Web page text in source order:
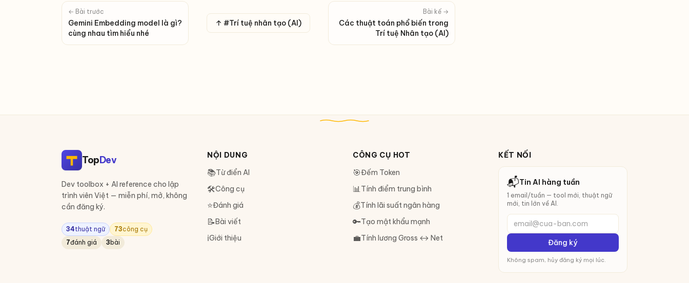
← Bài trước
Gemini Embedding model là gì?
cùng nhau tìm hiểu nhé
↑ #Trí tuệ nhân tạo (AI)
Bài kế →
Các thuật toán phổ biến trong
Trí tuệ Nhân tạo (AI)
TopDev
Dev toolbox + AI reference cho lập
trình viên Việt — miễn phí, mở, không
cần đăng ký.
34thuật ngữ 73công cụ
7đánh giá 3 bài
NỘI DUNG
📚Từ điển AI
🛠Công cụ
⭐Đánh giá
📝Bài viết
ℹ️Giới thiệu
CÔNG CỤ HOT
🎯Đếm Token
📊Tính điểm trung bình
💰Tính lãi suất ngân hàng
🔑Tạo mật khẩu mạnh
💼Tính lương Gross ↔ Net
KẾT NỐI
📬Tin AI hàng tuần
1 email/tuần — tool mới, thuật ngữ
mới, tin lớn về AI.
email@cua-ban.com
Đăng ký
Không spam, hủy đăng ký mọi lúc.